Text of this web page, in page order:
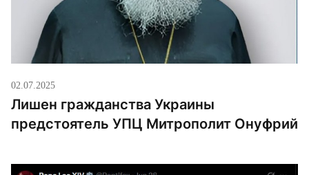
02.07.2025
Лишен гражданства Украины
предстоятель УПЦ Митрополит Онуфрий